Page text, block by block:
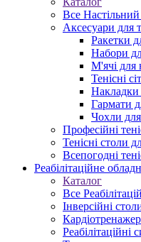
Все Настільний
Аксесуари для
Ракетки
Набори
М'ячі для
Тенісні
Накладки
Гармати
Чохли для
Професійні
Тенісні столи
Всепогодні
Реабілітаційне
Каталог
Все
Інверсійні
Реабілітаційні